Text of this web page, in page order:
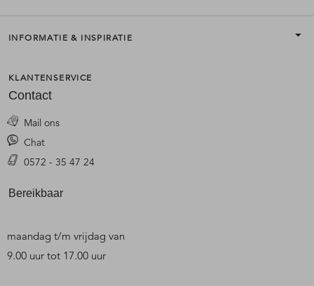
INFORMATIE & INSPIRATIE
KLANTENSERVICE
Contact
Mail ons
Chat
0572 - 35 47 24
Bereikbaar
maandag t/m vrijdag van
9.00 uur tot 17.00 uur